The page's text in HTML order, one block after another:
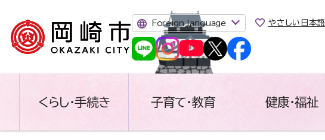
Foreign language やさしい日本語
くらし・手続き 子育て・教育 健康・福祉